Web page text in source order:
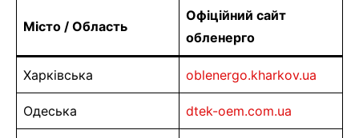
Місто / Область
Офіційний сайт
обленерго
Харківська oblenergo.kharkov.ua
Одеська dtek-oem.com.ua